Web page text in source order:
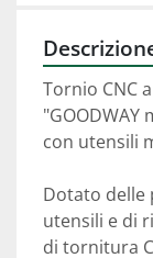
Tornio CNC
"GOODWAY
con utensili
Dotato delle
utensili e di
di tornitura